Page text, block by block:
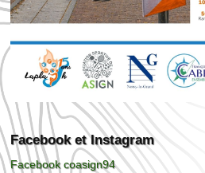
Facebook et Instagram
Facebook coasign94